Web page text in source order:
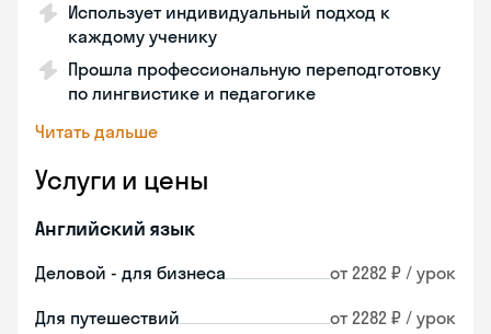
Использует индивидуальный подход к
каждому ученику
Прошла профессиональную переподготовку
по лингвистике и педагогике
Читать дальше
Услуги и цены
Английский язык
Деловой - для бизнеса от 2282 ₽ / урок
Для путешествий от 2282 ₽ / урок